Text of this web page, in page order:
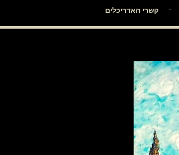
קשרי האדריכלים